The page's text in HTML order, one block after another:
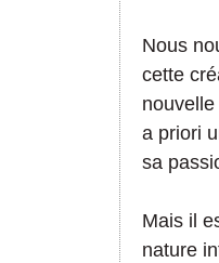
Nous
cette
a priori
sa
Mais il
nature